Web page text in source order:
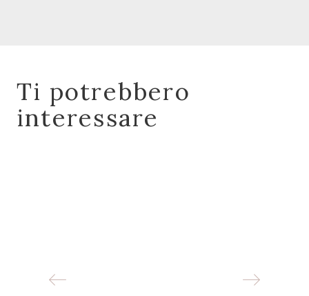
Ti potrebbero
interessare